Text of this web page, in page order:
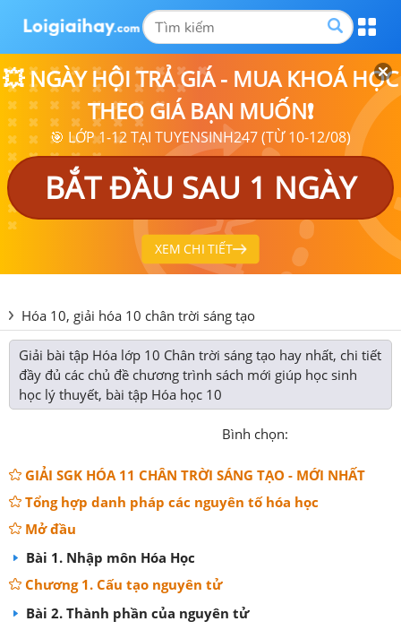
💥 NGÀY HỘI TRẢ GIÁ - MUA KHOÁ HỌC
THEO GIÁ BẠN MUỐN❗
🎯 LỚP 1-12 TẠI TUYENSINH247 (TỪ 10-12/08)
BẮT ĐẦU SAU 1 NGÀY
XEM CHI TIẾT
Hóa 10, giải hóa 10 chân trời sáng tạo
Giải bài tập Hóa lớp 10 Chân trời sáng tạo hay nhất, chi tiết
đầy đủ các chủ đề chương trình sách mới giúp học sinh
học lý thuyết, bài tập Hóa học 10
Bình chọn:
GIẢI SGK HÓA 11 CHÂN TRỜI SÁNG TẠO - MỚI NHẤT
Tổng hợp danh pháp các nguyên tố hóa học
Mở đầu
Bài 1. Nhập môn Hóa Học
Chương 1. Cấu tạo nguyên tử
Bài 2. Thành phần của nguyên tử